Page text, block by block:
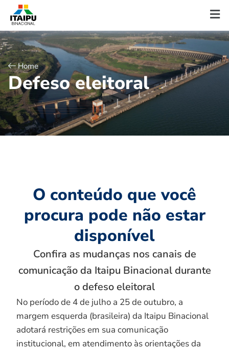
Home
Defeso eleitoral
O conteúdo que você
procura pode não estar
disponível
Confira as mudanças nos canais de
comunicação da Itaipu Binacional durante
o defeso eleitoral
No período de 4 de julho a 25 de outubro, a
margem esquerda (brasileira) da Itaipu Binacional
adotará restrições em sua comunicação
institucional, em atendimento às orientações da